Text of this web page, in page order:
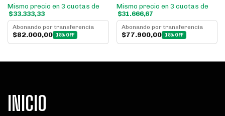
Mismo precio en 3 cuotas de
$33.333,33
Abonando por transferencia
$82.000,00 18% OFF
Mismo precio en 3 cuotas de
$31.666,67
Abonando por transferencia
$77.900,00 18% OFF
INICIO